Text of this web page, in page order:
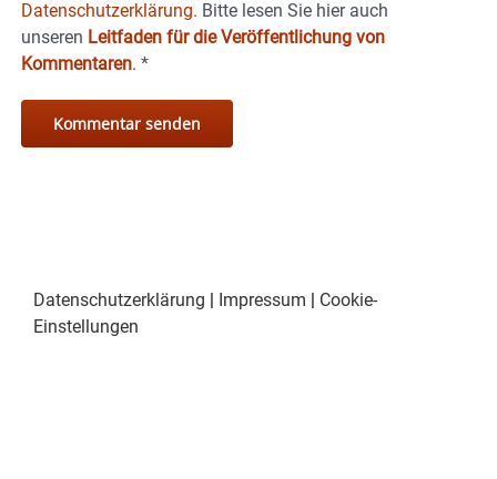
Datenschutzerklärung. Bitte lesen Sie hier auch
unseren Leitfaden für die Veröffentlichung von
Kommentaren. *
Datenschutzerklärung Impressum
Cookie-
Einstellungen